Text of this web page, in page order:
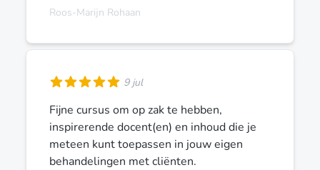
Roos-Marijn Rohaan
9 jul
Fijne cursus om op zak te hebben,
inspirerende docent(en) en inhoud die je
meteen kunt toepassen in jouw eigen
behandelingen met cliënten.